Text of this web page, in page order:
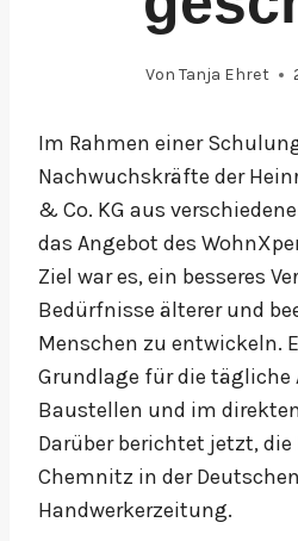
Von Tanja Ehret
Im Rahmen einer
Nachwuchskräfte der
& Co. KG aus
das Angebot des
Ziel war es, ein besseres
Bedürfnisse älterer und
Menschen zu entwickeln.
Grundlage für die tägliche
Baustellen und im
Darüber berichtet jetzt,
Chemnitz in der Deutschen
Handwerkerzeitung.